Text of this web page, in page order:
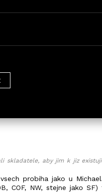
skladatele, aby jim k jiz
probiha jako u
COF, NW, stejne jako